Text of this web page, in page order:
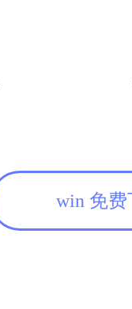
win 免费